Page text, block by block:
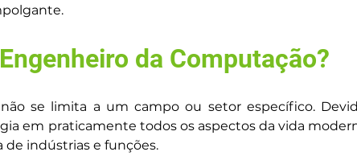
da Computação?
se limita a um campo ou setor específico.
em praticamente todos os aspectos da vida
indústrias e funções.